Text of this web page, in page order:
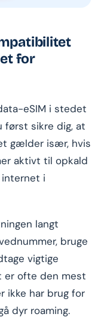
for
eSIM i stedet
først sikre dig, at
gælder især, hvis
aktivt til opkald
internet i
langt
bruge
vigtige
er ofte den mest
ikke har brug for
dyr roaming.